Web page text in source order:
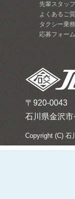
先輩スタッ
よくあるご
タクシー乗
応募フォーム
〒920-0043
石川県金沢
Copyright (C) 石